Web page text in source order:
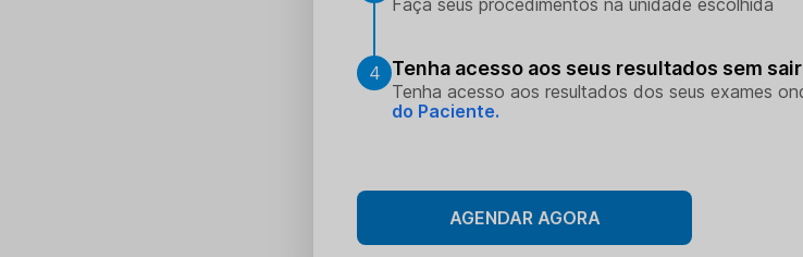
Faça seus procedimentos na unidade escolhida
4 Tenha acesso aos seus resultados sem
Tenha acesso aos resultados dos seus exames
do Paciente.
AGENDAR AGORA